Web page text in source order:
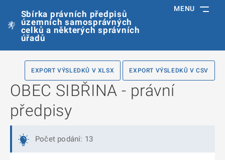
Sbírka právních předpisů
územních samosprávných
celků a některých správních
úřadů
MENU
EXPORT VÝSLEDKŮ V XLSX EXPORT VÝSLEDKŮ V CSV
OBEC SIBŘINA - právní
předpisy
Počet podání: 13